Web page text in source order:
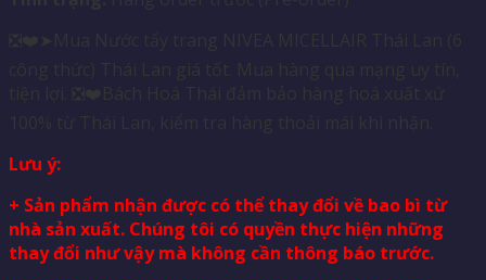
Lưu ý:
+ Sản phẩm nhận được có thể thay đổi về bao bì từ
nhà sản xuất. Chúng tôi có quyền thực hiện những
thay đổi như vậy mà không cần thông báo trước.